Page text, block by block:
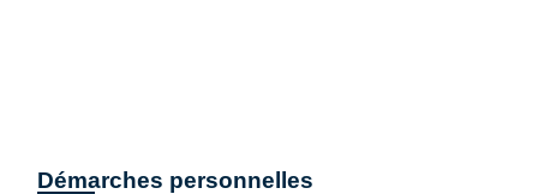
Démarches personnelles